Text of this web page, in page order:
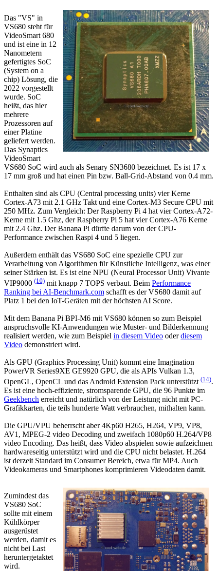
Das "VS" in
VS680 steht für
VideoSmart 680
und ist eine in 12
Nanometern
gefertigtes SoC
(System on a
chip) Lösung, die
2022 vorgestellt
wurde. SoC
heißt, das hier
mehrere
Prozessoren auf
einer Platine
geliefert werden.
Das Synaptics
VideoSmart
VS680 SoC wird auch als Senary SN3680 bezeichnet. Es ist 17 x
17 mm groß und hat einen Pin bzw. Ball-Grid-Abstand von 0.4 mm.
Enthalten sind als CPU (Central processing units) vier Kerne
Cortex-A73 mit 2.1 GHz Takt und eine Cortex-M3 Secure CPU mit
250 MHz. Zum Vergleich: Der Raspberry Pi 4 hat vier Cortex-A72-
Kerne mit 1.5 Ghz, der Raspberry Pi 5 hat vier Cortex-A76 Kerne
mit 2.4 Ghz. Der Banana Pi dürfte darum von der CPU-
Performance zwischen Raspi 4 und 5 liegen.
Außerdem enthält das VS680 SoC eine spezielle CPU zur
Verarbeitung von Algorithmen für Künstliche Intelligenz, was einer
seiner Stärken ist. Es ist eine NPU (Neural Processor Unit) Vivante
VIP9000 (10) mit knapp 7 TOPS verbaut. Beim Performance
Ranking bei AI-Benchmark.com schafft es der VS680 damit auf
Platz 1 bei den IoT-Geräten mit der höchsten AI Score.
Mit dem Banana Pi BPI-M6 mit VS680 können so zum Beispiel
anspruchsvolle KI-Anwendungen wie Muster- und Bilderkennung
realisiert werden, wie zum Beispiel in diesem Video oderdiesem
Video demonstriert wird.
Als GPU (Graphics Processing Unit) kommt eine Imagination
PowerVR Series9XE GE9920 GPU, die als APIs Vulkan 1.3,
OpenGL, OpenCL und das Android Extension Pack unterstützt (14).
Es ist eine hoch-effiziente, stromsparende GPU, die 96 Punkte im
Geekbench erreicht und natürlich von der Leistung nicht mit PC-
Grafikkarten, die teils hunderte Watt verbrauchen, mithalten kann.
Die GPU/VPU beherrscht aber 4Kp60 H265, H264, VP9, VP8,
AV1, MPEG-2 video Decoding und zweifach 1080p60 H.264/VP8
video Encoding. Das heißt, dass Video abspielen sowie aufzeichnen
hardwareseitig unterstützt wird und die CPU nicht belastet. H.264
ist derzeit Standard im Consumer Bereich, etwa für MP4. Auch
Videokameras und Smartphones komprimieren Videodaten damit.
Zumindest das
VS680 SoC
sollte mit einem
Kühlkörper
ausgerüstet
werden, damit es
nicht bei Last
heruntergetaktet
wird.